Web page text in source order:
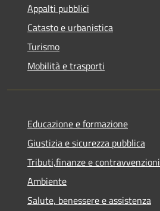
Appalti pubblici
Catasto e urbanistica
Turismo
Mobilità e trasporti
Educazione e formazione
Giustizia e sicurezza pubblica
Tributi,finanze e contravvenzioni
Ambiente
Salute, benessere e assistenza